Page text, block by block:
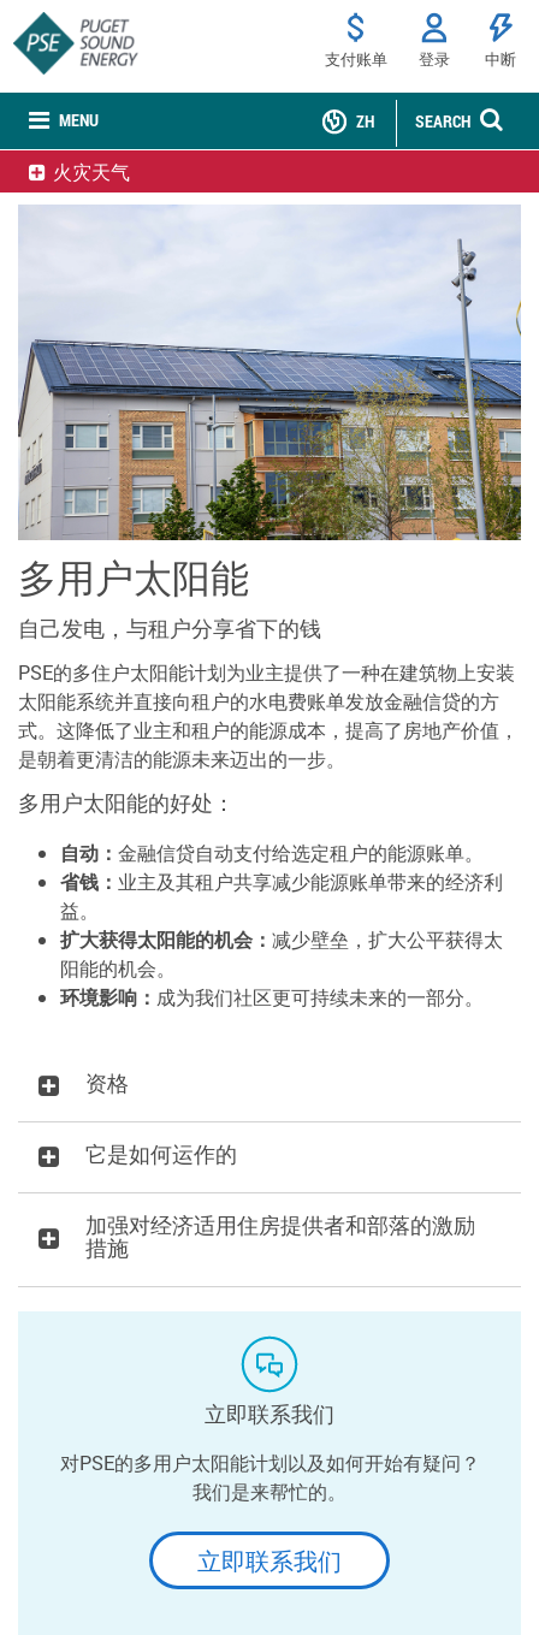
MENU
支付账单 登录 中断
SEARCH
ZH
火灾天气
多用户太阳能
自己发电，与租户分享省下的钱
PSE的多住户太阳能计划为业主提供了一种在建筑物上安装
太阳能系统并直接向租户的水电费账单发放金融信贷的方
式。这降低了业主和租户的能源成本，提高了房地产价值，
是朝着更清洁的能源未来迈出的一步。
多用户太阳能的好处：
自动： 金融信贷自动支付给选定租户的能源账单。
省钱： 业主及其租户共享减少能源账单带来的经济利
益。
扩大获得太阳能的机会： 减少壁垒，扩大公平获得太
阳能的机会。
环境影响： 成为我们社区更可持续未来的一部分。
资格
它是如何运作的
加强对经济适用住房提供者和部落的激励
措施
立即联系我们
对PSE的多用户太阳能计划以及如何开始有疑问？
我们是来帮忙的。
立即联系我们